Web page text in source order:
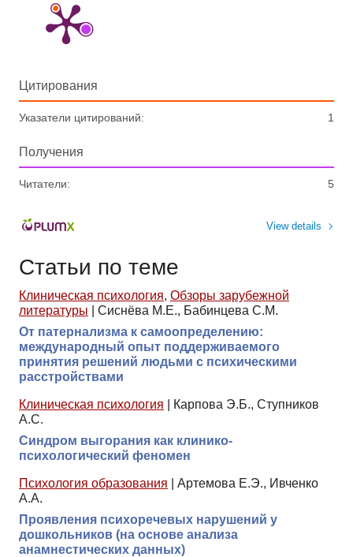
Цитирования
Указатели цитирований: 1
Получения
Читатели: 5
View details
Статьи по теме
Клиническая психология, Обзоры зарубежной
литературы
Сиснёва М.Е., Бабинцева С.М.
От патернализма к самоопределению:
международный опыт поддерживаемого
принятия решений людьми с психическими
расстройствами
Клиническая психология
Карпова Э.Б., Ступников
А.С.
Синдром выгорания как клинико-
психологический феномен
Психология образования
Артемова Е.Э., Ивченко
А.А.
Проявления психоречевых нарушений у
дошкольников (на основе анализа
анамнестических данных)